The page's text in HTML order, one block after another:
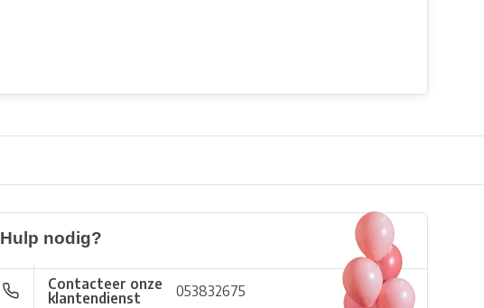
Hulp nodig?
Contacteer onze
klantendienst
053832675